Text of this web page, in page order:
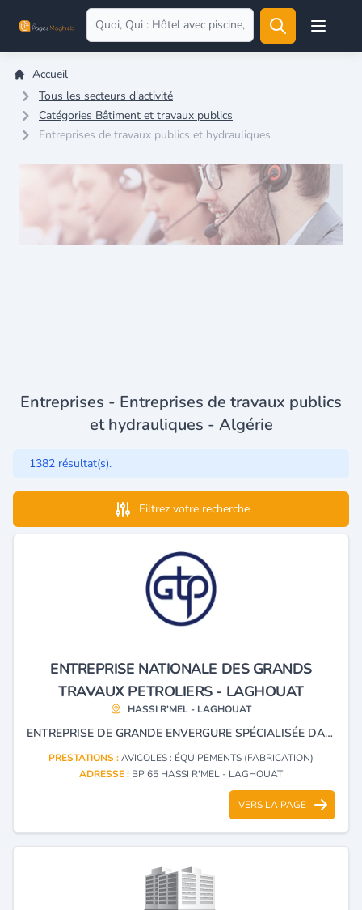
Open
Accueil
Tous les secteurs d'activité
Catégories Bâtiment et travaux publics
Entreprises de travaux publics et hydrauliques
Entreprises - Entreprises de travaux publics
et hydrauliques - Algérie
1382 résultat(s).
Filtrez votre recherche
ENTREPRISE NATIONALE DES GRANDS
TRAVAUX PETROLIERS - LAGHOUAT
HASSI R'MEL - LAGHOUAT
ENTREPRISE DE GRANDE ENVERGURE SPÉCIALISÉE DANS LA CONSTRUCTION, EN TOUS CORPS DE MÉTIERS, DE GRANDS ENSEMBLES INDUSTRIELS ET DE CANALISATIONS DANS DIFFÉRENTS DOMAINES PRINCIPALEMENT LES HYDROCARBURES ET L’ ÉNERGIE.
PRESTATIONS :AVICOLES : ÉQUIPEMENTS (FABRICATION)
ADRESSE : BP 65 HASSI R'MEL - LAGHOUAT
VERS LA PAGE